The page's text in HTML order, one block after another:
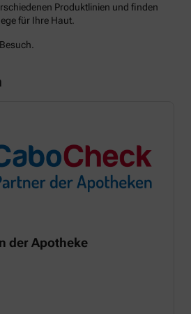
Produktlinien und finden
für Ihre Haut.
der Apotheke